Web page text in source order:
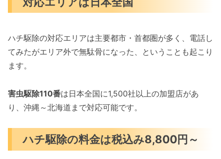
ハチ駆除の対応エリアは主要都市・首都圏が多く、電話し
てみたがエリア外で無駄骨になった、ということも起こり
ます。
害虫駆除110番は日本全国に1,500社以上の加盟店があ
り、沖縄～北海道まで対応可能です。
ハチ駆除の料金は税込み8,800円～